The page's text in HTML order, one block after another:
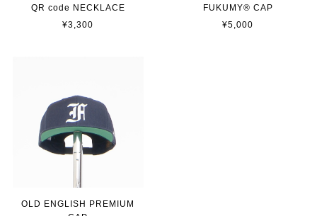
QR code NECKLACE
¥3,300
FUKUMY® CAP
¥5,000
OLD ENGLISH PREMIUM